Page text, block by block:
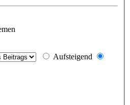
Aufsteigend